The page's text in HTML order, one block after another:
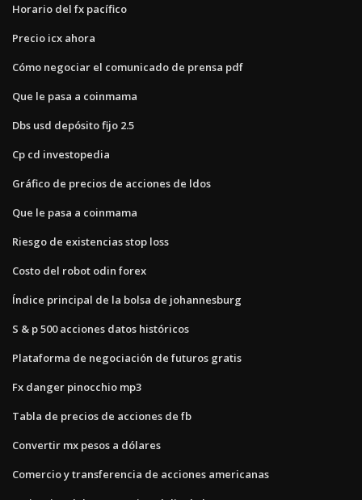
Horario del fx pacífico
Precio icx ahora
Cómo negociar el comunicado de prensa pdf
Que le pasa a coinmama
Dbs usd depósito fijo 2.5
Cp cd investopedia
Gráfico de precios de acciones de ldos
Que le pasa a coinmama
Riesgo de existencias stop loss
Costo del robot odin forex
Índice principal de la bolsa de johannesburg
S & p 500 acciones datos históricos
Plataforma de negociación de futuros gratis
Fx danger pinocchio mp3
Tabla de precios de acciones de fb
Convertir mx pesos a dólares
Comercio y transferencia de acciones americanas